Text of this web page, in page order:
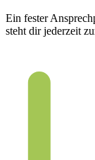
Ein fester
steht dir jederzeit